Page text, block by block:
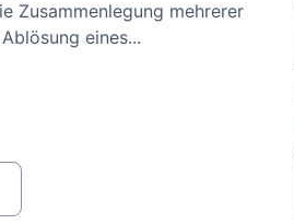
Zusammenlegung mehrerer
eines...